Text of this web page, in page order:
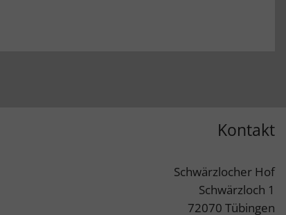
Kontakt
Schwärzlocher Hof
Schwärzloch 1
72070 Tübingen